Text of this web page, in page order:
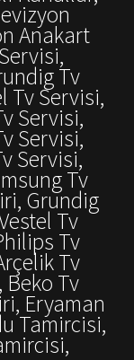
Anakart
Tv
Tv Servisi,
Servisi,
Servisi,
Servisi,
Tv
Grundig
Tv
Tv
Tv
Beko Tv
Eryaman
Tamircisi,